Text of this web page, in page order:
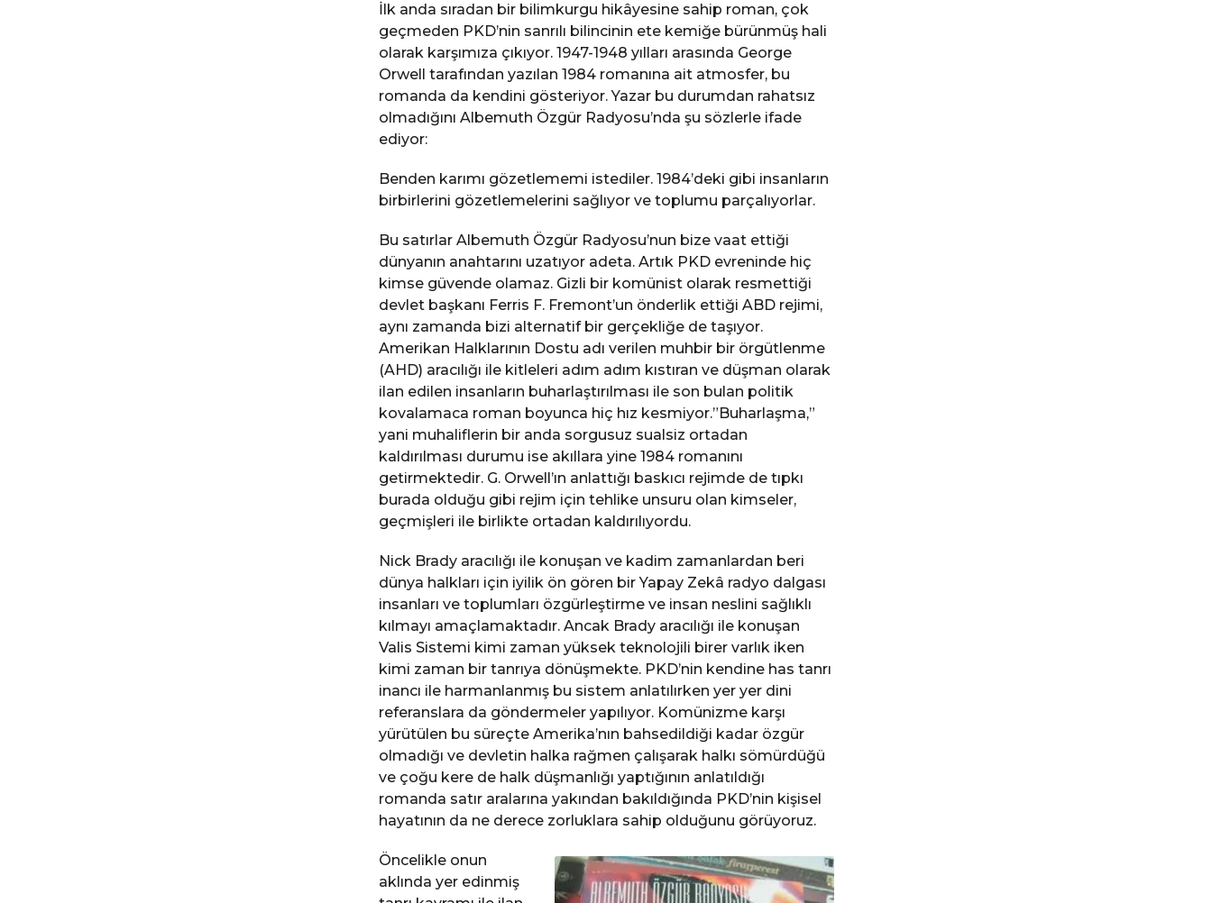
İlk anda sıradan bir bilimkurgu hikâyesine sahip roman, çok
geçmeden PKD’nin sanrılı bilincinin ete kemiğe bürünmüş hali
olarak karşımıza çıkıyor. 1947-1948 yılları arasında George
Orwell tarafından yazılan 1984 romanına ait atmosfer, bu
romanda da kendini gösteriyor. Yazar bu durumdan rahatsız
olmadığını Albemuth Özgür Radyosu’nda şu sözlerle ifade
ediyor:
Benden karımı gözetlememi istediler. 1984’deki gibi insanların
birbirlerini gözetlemelerini sağlıyor ve toplumu parçalıyorlar.
Bu satırlar Albemuth Özgür Radyosu’nun bize vaat ettiği
dünyanın anahtarını uzatıyor adeta. Artık PKD evreninde hiç
kimse güvende olamaz. Gizli bir komünist olarak resmettiği
devlet başkanı Ferris F. Fremont’un önderlik ettiği ABD rejimi,
aynı zamanda bizi alternatif bir gerçekliğe de taşıyor.
Amerikan Halklarının Dostu adı verilen muhbir bir örgütlenme
(AHD) aracılığı ile kitleleri adım adım kıstıran ve düşman olarak
ilan edilen insanların buharlaştırılması ile son bulan politik
kovalamaca roman boyunca hiç hız kesmiyor.”Buharlaşma,”
yani muhaliflerin bir anda sorgusuz sualsiz ortadan
kaldırılması durumu ise akıllara yine 1984 romanını
getirmektedir. G. Orwell’ın anlattığı baskıcı rejimde de tıpkı
burada olduğu gibi rejim için tehlike unsuru olan kimseler,
geçmişleri ile birlikte ortadan kaldırılıyordu.
Nick Brady aracılığı ile konuşan ve kadim zamanlardan beri
dünya halkları için iyilik ön gören bir Yapay Zekâ radyo dalgası
insanları ve toplumları özgürleştirme ve insan neslini sağlıklı
kılmayı amaçlamaktadır. Ancak Brady aracılığı ile konuşan
Valis Sistemi kimi zaman yüksek teknolojili birer varlık iken
kimi zaman bir tanrıya dönüşmekte. PKD’nin kendine has tanrı
inancı ile harmanlanmış bu sistem anlatılırken yer yer dini
referanslara da göndermeler yapılıyor. Komünizme karşı
yürütülen bu süreçte Amerika’nın bahsedildiği kadar özgür
olmadığı ve devletin halka rağmen çalışarak halkı sömürdüğü
ve çoğu kere de halk düşmanlığı yaptığının anlatıldığı
romanda satır aralarına yakından bakıldığında PKD’nin kişisel
hayatının da ne derece zorluklara sahip olduğunu görüyoruz.
Öncelikle onun
aklında yer edinmiş